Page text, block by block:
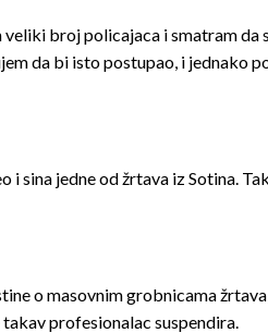
broj policajaca i smatram
da bi isto postupao, i jednako
sina jedne od žrtava iz Sotina.
o masovnim grobnicama
profesionalac suspendira.